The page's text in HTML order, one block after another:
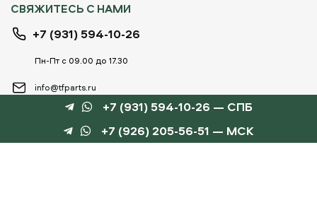
СВЯЖИТЕСЬ С НАМИ
+7 (931) 594-10-26
Пн-Пт с 09.00 до 17.30
info@tfparts.ru
ТЕХНОБОКС
+7 (931) 594-10-26 — СПБ
+7 (926) 205-56-51 — МСК